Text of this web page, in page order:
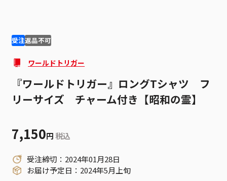
受注返品不可
ワールドトリガー
『ワールドトリガー』ロングTシャツ フ
リーサイズ チャーム付き【昭和の霊】
7,150円 税込
受注締切：2024年01月28日
お届け予定日：2024年5月上旬